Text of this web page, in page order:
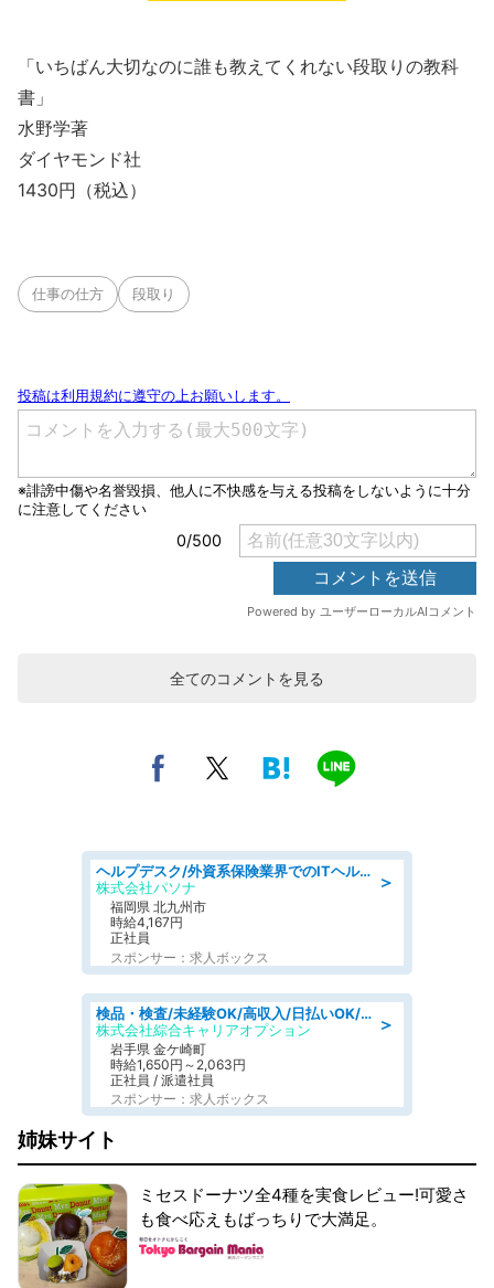
「いちばん大切なのに誰も教えてくれない段取りの教科
書」
水野学著
ダイヤモンド社
1430円（税込）
仕事の仕方 段取り
全てのコメントを見る
＞
ヘルプデスク/外資系保険業界でのITヘルプデスク業務/駅近/即日勤務可/ヘルプデスク
株式会社パソナ
福岡県 北九州市
時給4,167円
正社員
スポンサー：求人ボックス
＞
検品・検査/未経験OK/高収入/日払いOK/交替制/20・30・40代活躍中
株式会社綜合キャリアオプション
岩手県 金ケ崎町
時給1,650円～2,063円
正社員 / 派遣社員
スポンサー：求人ボックス
姉妹サイト
ミセスドーナツ全4種を実食レビュー!可愛さ
も食べ応えもばっちりで大満足。